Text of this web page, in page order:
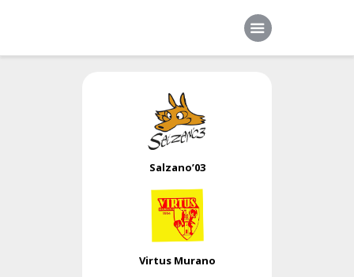
Salzano’03
Virtus Murano